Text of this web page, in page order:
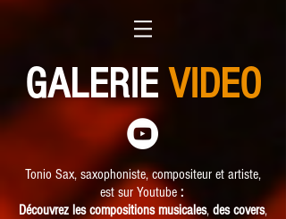
GALERIE VIDEO
Tonio Sax, saxophoniste, compositeur et artiste,
est sur Youtube:
Découvrez les compositions musicales, des covers,